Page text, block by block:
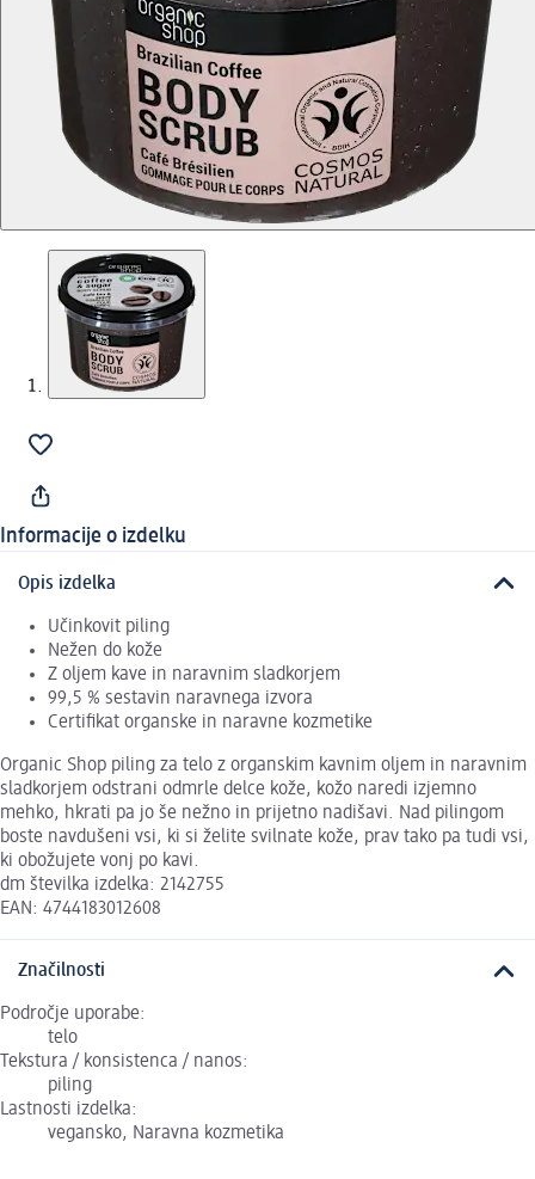
Informacije o izdelku
Opis izdelka
Učinkovit piling
Nežen do kože
Z oljem kave in naravnim sladkorjem
99,5 % sestavin naravnega izvora
Certifikat organske in naravne kozmetike
Organic Shop piling za telo z organskim kavnim oljem in naravnim
sladkorjem odstrani odmrle delce kože, kožo naredi izjemno
mehko, hkrati pa jo še nežno in prijetno nadišavi. Nad pilingom
boste navdušeni vsi, ki si želite svilnate kože, prav tako pa tudi vsi,
ki obožujete vonj po kavi.
dm številka izdelka: 2142755
EAN: 4744183012608
Značilnosti
Področje uporabe:
telo
Tekstura / konsistenca / nanos:
piling
Lastnosti izdelka:
vegansko, Naravna kozmetika